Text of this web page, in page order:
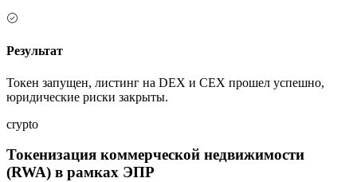
Результат
Токен запущен, листинг на DEX и CEX прошел успешно,
юридические риски закрыты.
crypto
Токенизация коммерческой недвижимости
(RWA) в рамках ЭПР